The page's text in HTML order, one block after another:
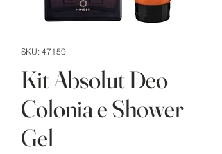
SKU: 47159
Kit Absolut Deo
Colonia e Shower
Gel